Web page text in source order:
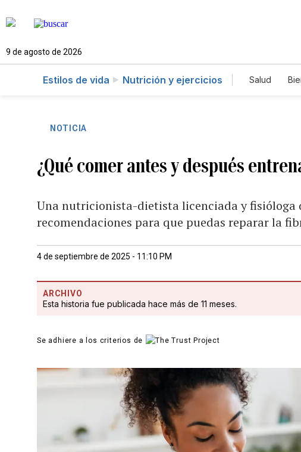
9 de agosto de 2026
Estilos de vida Nutrición y ejercicios Salud
NOTICIA
¿Qué comer antes y después
Una nutricionista-dietista licenciada y fisióloga
recomendaciones para que puedas reparar la
4 de septiembre de 2025 - 11:10 PM
ARCHIVO
Esta historia fue publicada hace más de 11 meses.
Se adhiere a los criterios de